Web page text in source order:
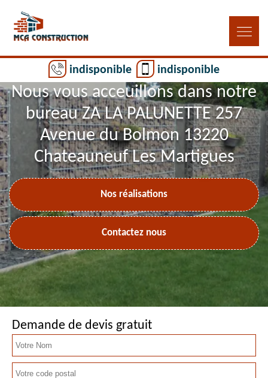
indisponible indisponible
Nous vous acceuillons dans notre
bureau ZA LA PALUNETTE 257
Avenue du Bolmon 13220
Chateauneuf Les Martigues
Nos réalisations
Contactez nous
Demande de devis gratuit